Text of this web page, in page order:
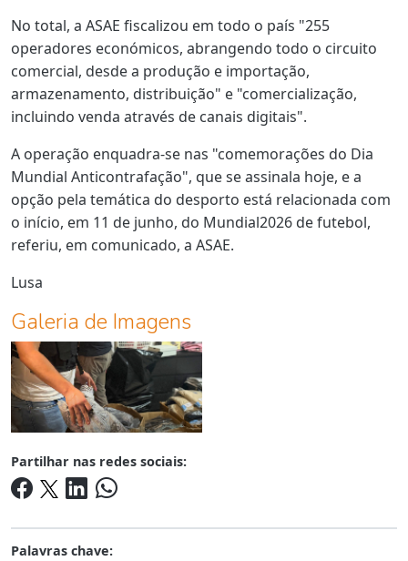
No total, a ASAE fiscalizou em todo o país "255
operadores económicos, abrangendo todo o circuito
comercial, desde a produção e importação,
armazenamento, distribuição" e "comercialização,
incluindo venda através de canais digitais".
A operação enquadra-se nas "comemorações do Dia
Mundial Anticontrafação", que se assinala hoje, e a
opção pela temática do desporto está relacionada com
o início, em 11 de junho, do Mundial2026 de futebol,
referiu, em comunicado, a ASAE.
Lusa
Galeria de Imagens
Partilhar nas redes sociais:
Palavras chave: